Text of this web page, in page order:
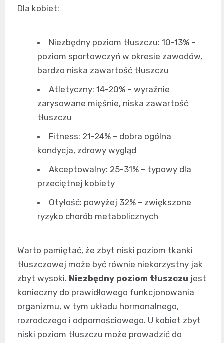
Dla kobiet:
Niezbędny poziom tłuszczu: 10-13% –
poziom sportowczyń w okresie zawodów,
bardzo niska zawartość tłuszczu
Atletyczny: 14-20% – wyraźnie
zarysowane mięśnie, niska zawartość
tłuszczu
Fitness: 21-24% – dobra ogólna
kondycja, zdrowy wygląd
Akceptowalny: 25-31% – typowy dla
przeciętnej kobiety
Otyłość: powyżej 32% – zwiększone
ryzyko chorób metabolicznych
Warto pamiętać, że zbyt niski poziom tkanki
tłuszczowej może być równie niekorzystny jak
zbyt wysoki. Niezbędny poziom tłuszczu jest
konieczny do prawidłowego funkcjonowania
organizmu, w tym układu hormonalnego,
rozrodczego i odpornościowego. U kobiet zbyt
niski poziom tłuszczu może prowadzić do